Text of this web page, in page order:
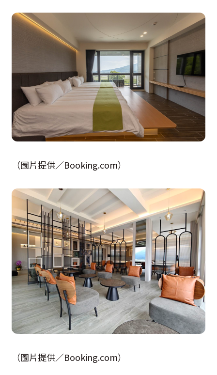
（圖片提供／Booking.com）
（圖片提供／Booking.com）